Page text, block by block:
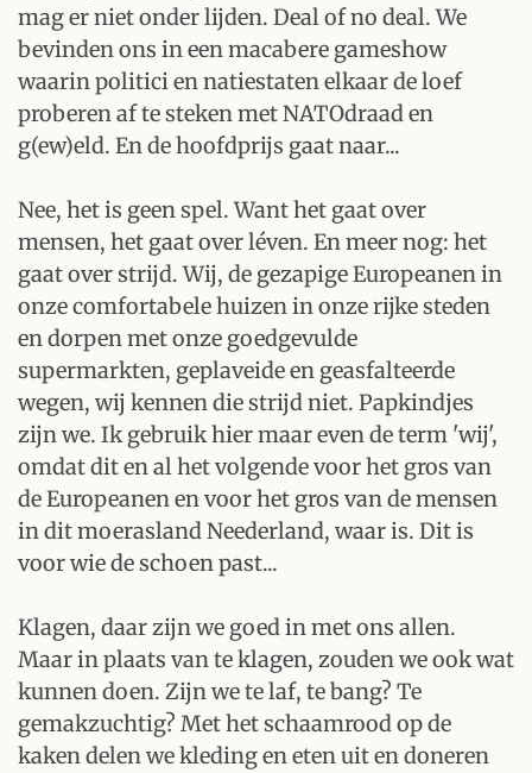
mag er niet onder lijden. Deal of no deal. We
bevinden ons in een macabere gameshow
waarin politici en natiestaten elkaar de loef
proberen af te steken met NATOdraad en
g(ew)eld. En de hoofdprijs gaat naar...
Nee, het is geen spel. Want het gaat over
mensen, het gaat over léven. En meer nog: het
gaat over strijd. Wij, de gezapige Europeanen in
onze comfortabele huizen in onze rijke steden
en dorpen met onze goedgevulde
supermarkten, geplaveide en geasfalteerde
wegen, wij kennen die strijd niet. Papkindjes
zijn we. Ik gebruik hier maar even de term 'wij',
omdat dit en al het volgende voor het gros van
de Europeanen en voor het gros van de mensen
in dit moerasland Neederland, waar is. Dit is
voor wie de schoen past...
Klagen, daar zijn we goed in met ons allen.
Maar in plaats van te klagen, zouden we ook wat
kunnen doen. Zijn we te laf, te bang? Te
gemakzuchtig? Met het schaamrood op de
kaken delen we kleding en eten uit en doneren